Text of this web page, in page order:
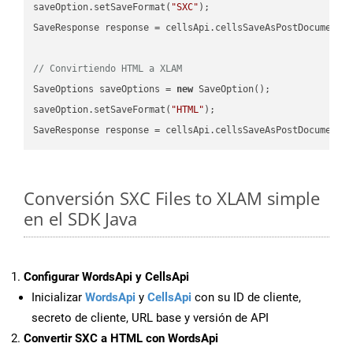
saveOption.setSaveFormat( "SXC" );
SaveResponse response =
// Convirtiendo HTML a XLAM
SaveOptions saveOptions = new SaveOption();
saveOption.setSaveFormat( "HTML" );
SaveResponse response =
Conversión SXC Files to XLAM simple
en el SDK Java
Configurar WordsApi y CellsApi
Inicializar WordsApi y CellsApi con su ID de cliente,
secreto de cliente, URL base y versión de API
Convertir SXC a HTML con WordsApi